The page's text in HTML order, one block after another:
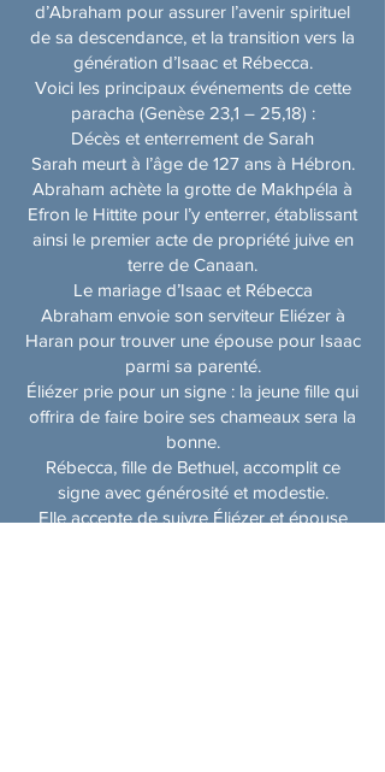
d’Abraham pour assurer l’avenir spirituel
de sa descendance, et la transition vers la
génération d’Isaac et Rébecca.
Voici les principaux événements de cette
paracha (Genèse 23,1 – 25,18) :
Décès et enterrement de Sarah
Sarah meurt à l’âge de 127 ans à Hébron.
Abraham achète la grotte de Makhpéla à
Efron le Hittite pour l’y enterrer, établissant
ainsi le premier acte de propriété juive en
terre de Canaan.
Le mariage d’Isaac et Rébecca
Abraham envoie son serviteur Eliézer à
Haran pour trouver une épouse pour Isaac
parmi sa parenté.
Éliézer prie pour un signe : la jeune fille qui
offrira de faire boire ses chameaux sera la
bonne.
Rébecca, fille de Bethuel, accomplit ce
signe avec générosité et modestie.
Elle accepte de suivre Éliézer et épouse